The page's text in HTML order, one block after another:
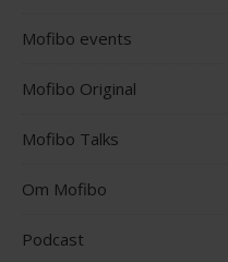
Mofibo events
Mofibo Original
Mofibo Talks
Om Mofibo
Podcast